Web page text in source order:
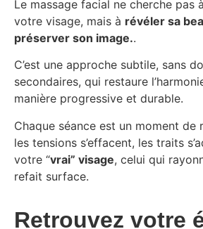
Le massage facial ne cherche pas
votre visage, mais à révéler sa
préserver son image..
C’est une approche subtile, sans
secondaires, qui restaure
manière progressive et durable.
Chaque séance est un moment de
les tensions s’effacent, les traits
votre “vrai” visage, celui qui
refait surface.
Retrouvez votre